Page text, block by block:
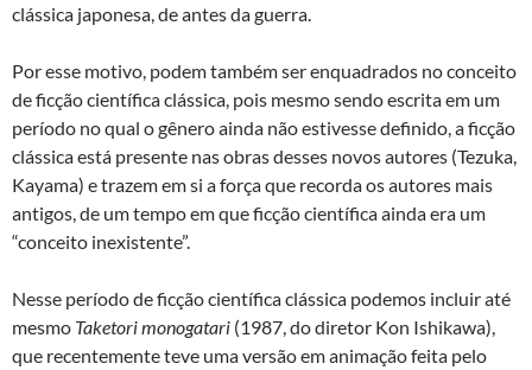
clássica japonesa, de antes da guerra.
Por esse motivo, podem também ser enquadrados no conceito
de ficção científica clássica, pois mesmo sendo escrita em um
período no qual o gênero ainda não estivesse definido, a ficção
clássica está presente nas obras desses novos autores (Tezuka,
Kayama) e trazem em si a força que recorda os autores mais
antigos, de um tempo em que ficção científica ainda era um
“conceito inexistente”.
Nesse período de ficção científica clássica podemos incluir até
mesmo Taketori monogatari (1987, do diretor Kon Ishikawa),
que recentemente teve uma versão em animação feita pelo